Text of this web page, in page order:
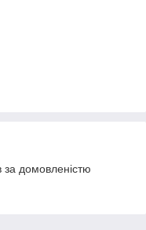
домовленістю